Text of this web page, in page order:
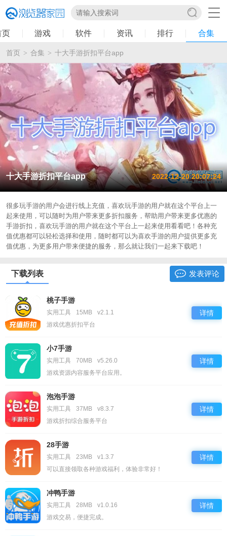
页 游戏 软件 资讯 排行 合集
首页 > 合集 > 十大手游折扣平台app
十大手游折扣平台app 2022-12-20 20:07:24
很多玩手游的用户会进行线上充值，喜欢玩手游的用户就在这个平台上一
起来使用，可以随时为用户带来更多折扣服务，帮助用户带来更多优惠的
手游折扣，喜欢玩手游的用户就在这个平台上一起来使用看看吧！各种充
值优惠都可以轻松选择和使用，随时都可以为喜欢手游的用户提供更多充
值优惠，为更多用户带来便捷的服务，那么就让我们一起来下载吧！
发表评论
下载列表
桃子手游
实用工具 15MB
v2.1.1
游戏优惠折扣平台
详情
小7手游
实用工具 70MB
v5.26.0
游戏资源内容服务平台应用。
详情
泡泡手游
实用工具 37MB
v8.3.7
游戏折扣综合服务平台
详情
28手游
实用工具 23MB
v1.3.7
可以直接领取各种游戏福利，体验非常好！
详情
冲鸭手游
实用工具 28MB
v1.0.16
游戏交易，便捷完成。
详情